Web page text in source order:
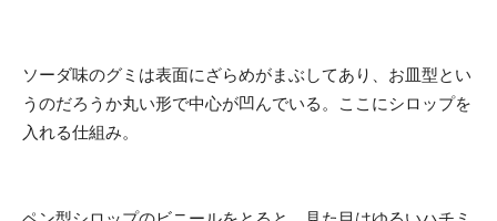
ソーダ味のグミは表面にざらめがまぶしてあり、お皿型とい
うのだろうか丸い形で中心が凹んでいる。ここにシロップを
入れる仕組み。